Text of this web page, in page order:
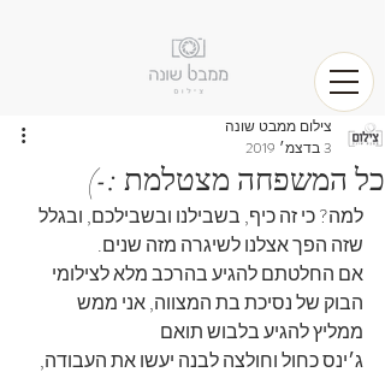
כל המשפחה מצטלמת :-)
צילום ממבט שונה
3 בדצמ׳ 2019
למה? כי זה כיף, בשבילנו ובשבילכם, ובגלל
שזה הפך אצלנו לשיגרה מזה שנים.
אם החלטתם להגיע בהרכב מלא לצילומי
הבוק של נסיכת בת המצווה, אני ממש
ממליץ להגיע בלבוש תואם
ג׳ינס כחול וחולצה לבנה יעשו את העבודה,